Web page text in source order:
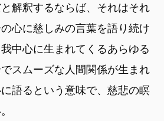
解釈するならば、それはそれ
心に慈しみの言葉を語り続け
中心に生まれてくるあらゆる
スムーズな人間関係が生まれ
語るという意味で、慈悲の瞑